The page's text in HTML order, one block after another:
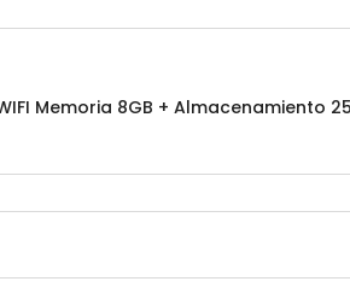
Memoria 8GB + Almacenamiento